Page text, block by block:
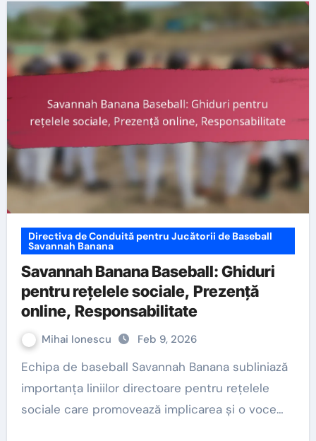
Directiva de Conduită pentru Jucătorii de Baseball
Savannah Banana
Savannah Banana Baseball: Ghiduri
pentru rețelele sociale, Prezență
online, Responsabilitate
Mihai Ionescu Feb 9, 2026
Echipa de baseball Savannah Banana subliniază
importanța liniilor directoare pentru rețelele
sociale care promovează implicarea și o voce…